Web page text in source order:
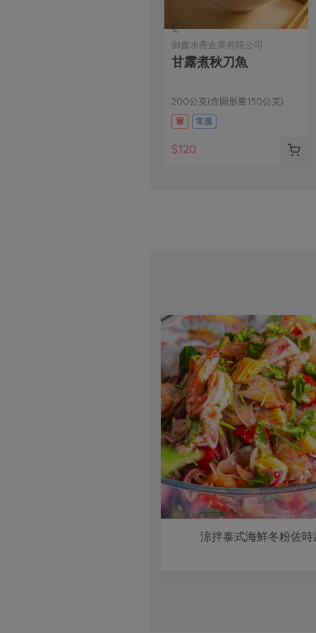
御鑫水產企業有限公司
甘露煮秋刀魚
200公克(含固形量150公克)
葷
常溫
$120
涼拌泰式海鮮冬粉佐時